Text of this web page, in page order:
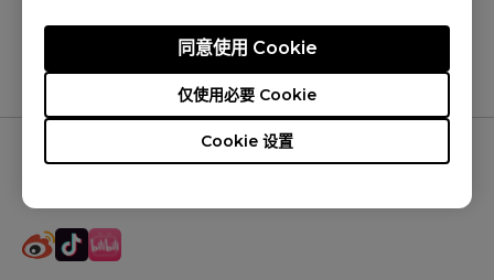
Cookie 设置
仅使用必要 Cookie
同意使用 Cookie